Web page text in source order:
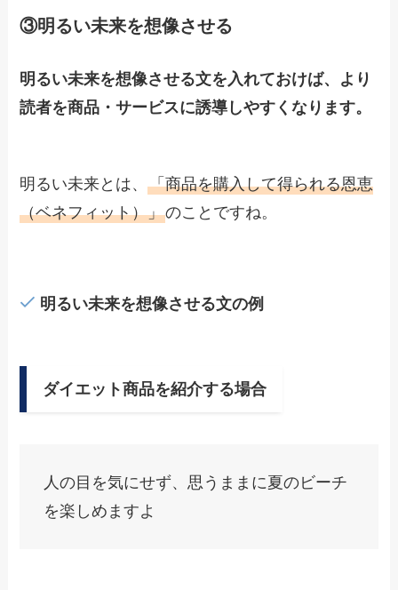
③明るい未来を想像させる
明るい未来を想像させる文を入れておけば、より
読者を商品・サービスに誘導しやすくなります。
明るい未来とは、「商品を購入して得られる恩恵
（ベネフィット）」のことですね。
明るい未来を想像させる文の例
ダイエット商品を紹介する場合
人の目を気にせず、思うままに夏のビーチ
を楽しめますよ